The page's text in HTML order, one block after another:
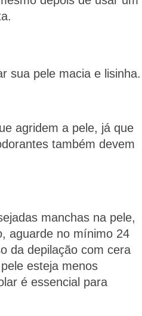
sua pele macia e lisinha.
agridem a pele, já que
também devem
manchas na pele,
aguarde no mínimo 24
da depilação com cera
esteja menos
é essencial para